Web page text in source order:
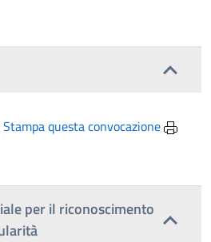
Stampa questa convocazione
per il riconoscimento